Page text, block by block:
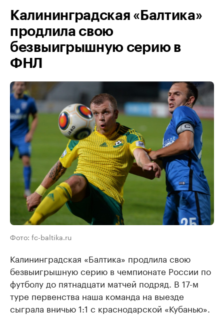
Калининградская «Балтика»
продлила свою
безвыигрышную серию в
ФНЛ
Фото: fc-baltika.ru
Калининградская «Балтика» продлила свою
безвыигрышную серию в чемпионате России по
футболу до пятнадцати матчей подряд. В 17-м
туре первенства наша команда на выезде
сыграла вничью 1:1 с краснодарской «Кубанью».